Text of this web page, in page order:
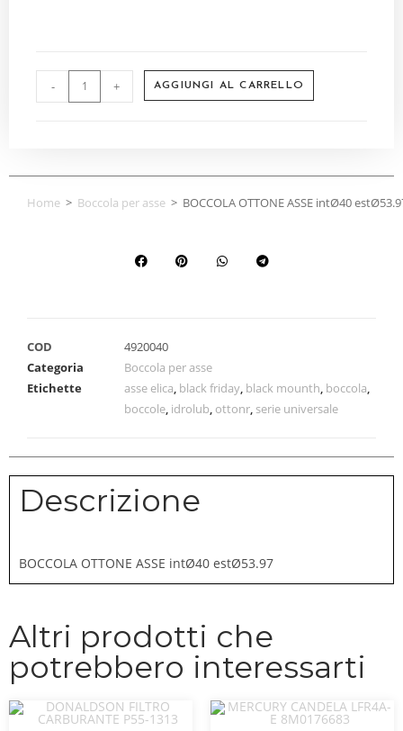
- + AGGIUNGI AL CARRELLO
Home > Boccola per asse > BOCCOLA OTTONE ASSE intØ40
COD
4920040
Categoria
Boccola per asse
Etichette
asse elica, black friday, black mounth, boccola,
boccole, idrolub, ottonr, serie universale
Descrizione
BOCCOLA OTTONE ASSE intØ40 estØ53.97
Altri prodotti che
potrebbero interessarti